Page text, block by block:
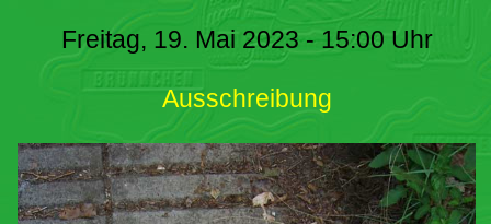
Freitag, 19. Mai 2023 - 15:00 Uhr
Ausschreibung